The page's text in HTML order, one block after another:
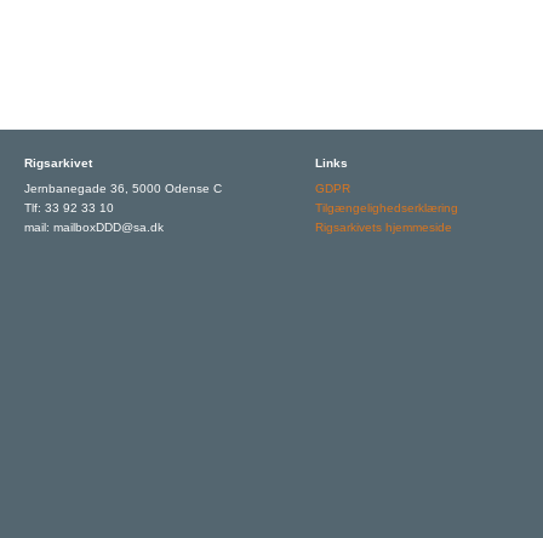
Rigsarkivet
Jernbanegade 36, 5000 Odense C
Tlf: 33 92 33 10
mail: mailboxDDD@sa.dk
Links
GDPR
Tilgængelighedserklæring
Rigsarkivets hjemmeside